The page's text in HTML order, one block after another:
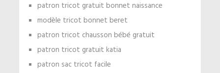
patron tricot gratuit bonnet naissance
modèle tricot bonnet beret
patron tricot chausson bébé gratuit
patron tricot gratuit katia
patron sac tricot facile